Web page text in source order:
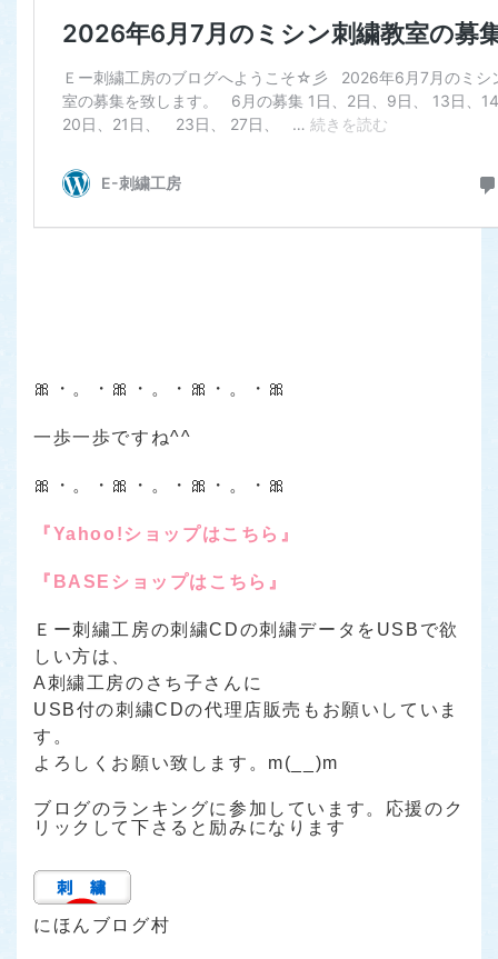
🎀・。・🎀・。・🎀・。・🎀
一歩一歩ですね^^
🎀・。・🎀・。・🎀・。・🎀
『Yahoo!ショップはこちら』
『BASEショップはこちら』
Ｅー刺繍工房の刺繍CDの刺繍データをUSBで欲
しい方は、
A刺繍工房のさち子さんに
USB付の刺繍CDの代理店販売もお願いしていま
す。
よろしくお願い致します。m(__)m
ブログのランキングに参加しています。応援のク
リックして下さると励みになります
にほんブログ村